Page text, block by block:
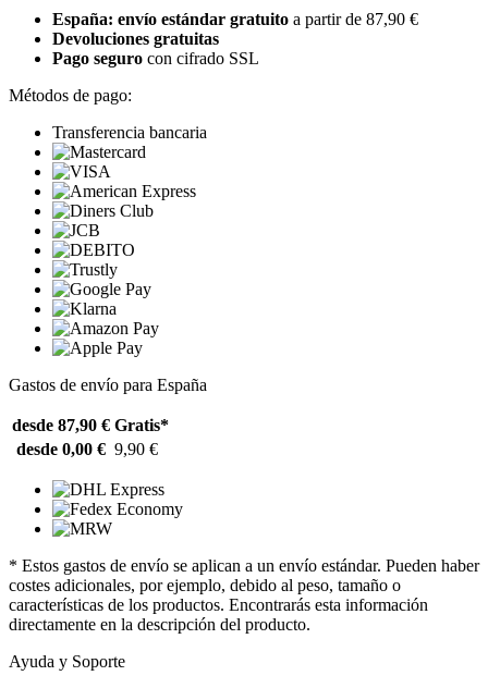
España: envío estándar gratuito a partir de 87,90 €
Devoluciones gratuitas
Pago seguro con cifrado SSL
Métodos de pago:
Transferencia bancaria
Gastos de envío para España
desde 87,90 € Gratis*
desde 0,00 € 9,90 €
* Estos gastos de envío se aplican a un envío estándar. Pueden haber
costes adicionales, por ejemplo, debido al peso, tamaño o
características de los productos. Encontrarás esta información
directamente en la descripción del producto.
Ayuda y Soporte